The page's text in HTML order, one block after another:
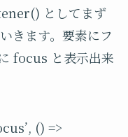
としてまず
きます。要素にフ
focus と表示出来
() =>